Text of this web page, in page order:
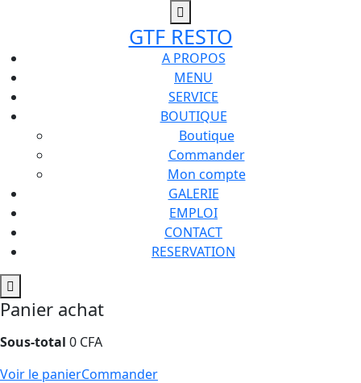
GTF RESTO
A PROPOS
MENU
SERVICE
BOUTIQUE
Boutique
Commander
Mon compte
GALERIE
EMPLOI
CONTACT
RESERVATION
0 CFA